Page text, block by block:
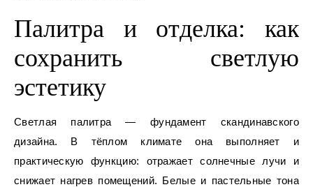
Палитра и отделка: как
сохранить светлую
эстетику
Светлая палитра — фундамент скандинавского
дизайна. В тёплом климате она выполняет и
практическую функцию: отражает солнечные лучи и
снижает нагрев помещений. Белые и пастельные тона